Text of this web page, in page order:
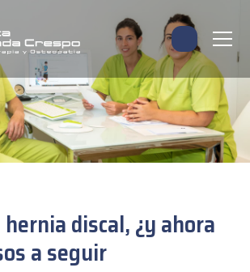
discal, ¿y ahora
a seguir